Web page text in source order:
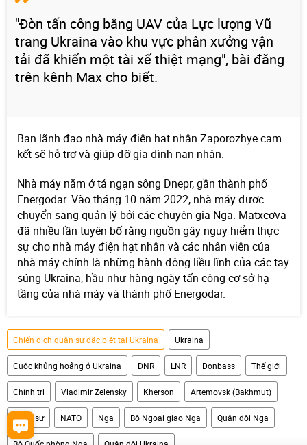
"Đòn tấn công bằng UAV của Lực lượng Vũ
trang Ukraina vào khu vực phân xưởng vận
tải đã khiến một tài xế thiệt mạng", bài đăng
trên kênh Max cho biết.
Ban lãnh đạo nhà máy điện hạt nhân Zaporozhye cam
kết sẽ hỗ trợ và giúp đỡ gia đình nạn nhân.
Nhà máy nằm ở tả ngạn sông Dnepr, gần thành phố
Energodar. Vào tháng 10 năm 2022, nhà máy được
chuyển sang quản lý bởi các chuyên gia Nga. Matxcơva
đã nhiều lần tuyên bố rằng nguồn gây nguy hiểm thực
sự cho nhà máy điện hạt nhân và các nhân viên của
nhà máy chính là những hành động liều lĩnh của các tay
súng Ukraina, hầu như hàng ngày tấn công cơ sở hạ
tầng của nhà máy và thành phố Energodar.
Chiến dịch quân sự đặc biệt tại Ukraina Ukraina
Cuộc khủng hoảng ở Ukraina DNR LNR Donbass Thế giới
Chính trị Vladimir Zelensky Kherson Artemovsk (Bakhmut)
Quân sự NATO Nga Bộ Ngoại giao Nga Quân đội Nga